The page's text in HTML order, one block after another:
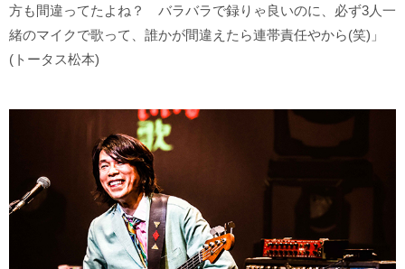
方も間違ってたよね？ バラバラで録りゃ良いのに、必ず3人一
緒のマイクで歌って、誰かが間違えたら連帯責任やから(笑)」
(トータス松本)